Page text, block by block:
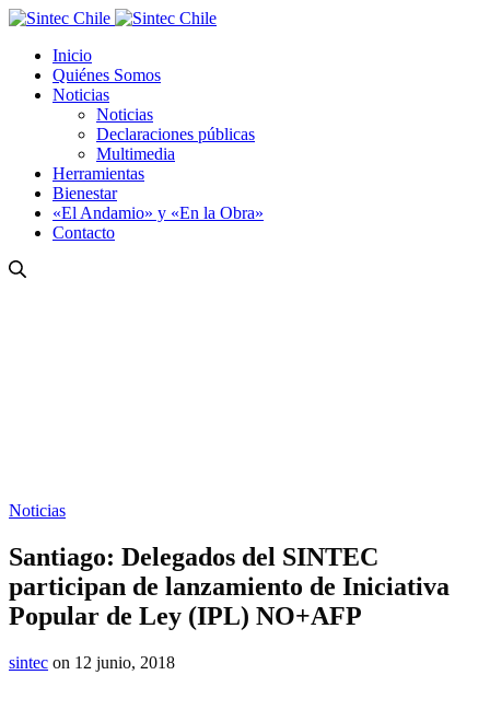
Inicio
Quiénes Somos
Noticias
Noticias
Declaraciones públicas
Multimedia
Herramientas
Bienestar
«El Andamio» y «En la Obra»
Contacto
Noticias
Santiago: Delegados del SINTEC
participan de lanzamiento de Iniciativa
Popular de Ley (IPL) NO+AFP
sintec on 12 junio, 2018